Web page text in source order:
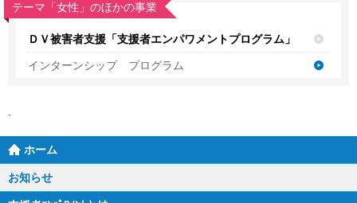
テーマ「女性」のほかの事業
ＤＶ被害者支援「支援者エンパワメントプログラム」
インターンシップ プログラム
ホーム
お知らせ